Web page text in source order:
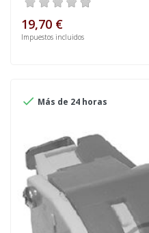
19,70 €
Impuestos incluidos
 Más de 24 horas